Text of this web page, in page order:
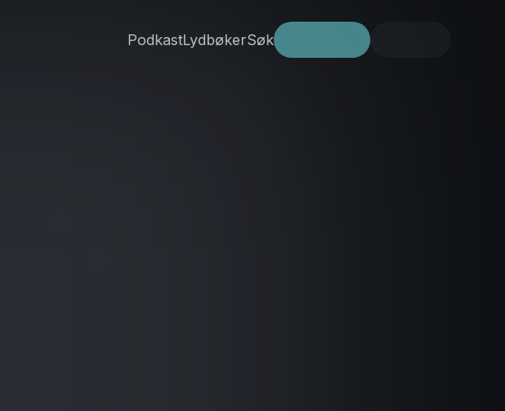
PodkastLydbøkerSøk